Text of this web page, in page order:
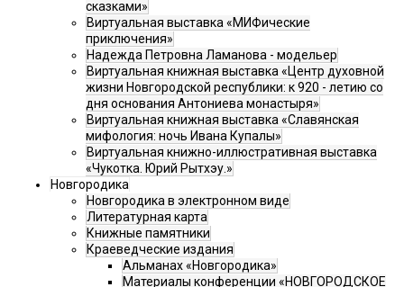
сказками»
Виртуальная выставка «МИФические
приключения»
Надежда Петровна Ламанова - модельер
Виртуальная книжная выставка «Центр духовной
жизни Новгородской республики: к 920 - летию со
дня основания Антониева монастыря»
Виртуальная книжная выставка «Славянская
мифология: ночь Ивана Купалы»
Виртуальная книжно-иллюстративная выставка
«Чукотка. Юрий Рытхэу.»
Новгородика
Новгородика в электронном виде
Литературная карта
Книжные памятники
Краеведческие издания
Альманах «Новгородика»
Материалы конференции «НОВГОРОДСКОЕ